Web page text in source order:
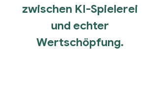
zwischen KI-Spielerei
und echter
Wertschöpfung.​